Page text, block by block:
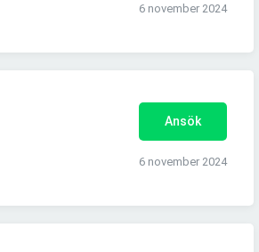
6 november 2024
Ansök
6 november 2024